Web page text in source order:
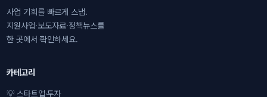
사업 기회를 빠르게 스냅.
지원사업·보도자료·정책뉴스를
한 곳에서 확인하세요.
카테고리
💡 스타트업·투자